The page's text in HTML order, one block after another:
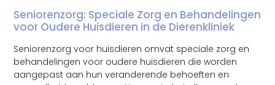
Seniorenzorg: Speciale Zorg en Behandelingen
voor Oudere Huisdieren in de Dierenkliniek
Seniorenzorg voor huisdieren omvat speciale zorg en
behandelingen voor oudere huisdieren die worden
aangepast aan hun veranderende behoeften en